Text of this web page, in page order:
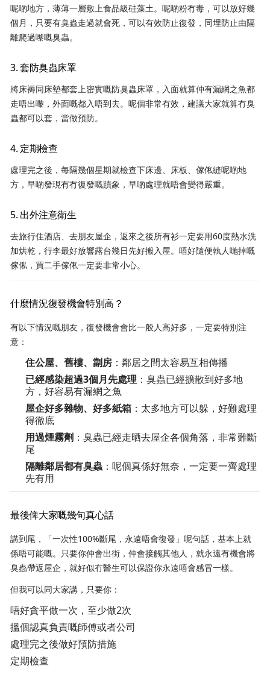
呢啲地方，薄薄一層敷上食品級硅藻土。呢啲粉冇毒，可以放好幾
個月，只要有臭蟲走過就會死，可以有效防止復發，同埋防止由隔
離爬過嚟嘅臭蟲。
3. 套防臭蟲床罩
將床褥同床墊都套上密實嘅防臭蟲床罩，入面就算仲有漏網之魚都
走唔出嚟，外面嘅都入唔到去。呢個非常有效，建議大家就算冇臭
蟲都可以套，當做預防。
4. 定期檢查
處理完之後，每隔幾個星期就檢查下床邊、床板、傢俬縫呢啲地
方，早啲發現有冇復發嘅蹟象，早啲處理就唔會變得嚴重。
5. 出外注意衛生
去旅行住酒店、去朋友屋企，返來之後所有衫一定要用60度熱水洗
加烘乾，行李最好放響露台幾日先好搬入屋。唔好隨便執人哋掉嘅
傢俬，買二手傢俬一定要非常小心。
什麼情況復發機會特別高？
有以下情況嘅朋友，復發機會會比一般人高好多，一定要特別注
意：
住公屋、舊樓、劏房 ：鄰居之間太容易互相傳播
已經感染超過3個月先處理 ：臭蟲已經擴散到好多地
方，好容易有漏網之魚
屋企好多雜物、好多紙箱 ：太多地方可以躲，好難處理
得徹底
用過煙霧劑 ：臭蟲已經走晒去屋企各個角落，非常難斷
尾
隔離鄰居都有臭蟲 ：呢個真係好無奈，一定要一齊處理
先有用
最後俾大家嘅幾句真心話
講到尾，「一次性100%斷尾，永遠唔會復發」呢句話，基本上就
係唔可能嘅。只要你仲會出街，仲會接觸其他人，就永遠有機會將
臭蟲帶返屋企，就好似冇醫生可以保證你永遠唔會感冒一樣。
但我可以同大家講，只要你：
唔好貪平做一次，至少做2次
搵個認真負責嘅師傅或者公司
處理完之後做好預防措施
定期檢查